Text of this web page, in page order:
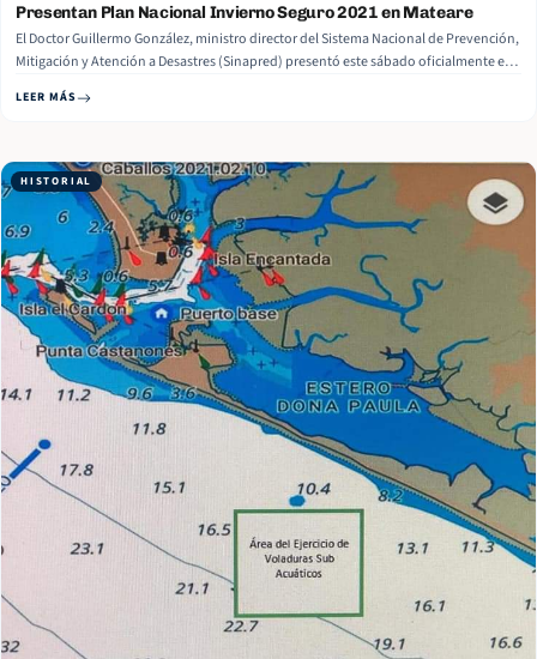
Presentan Plan Nacional Invierno Seguro 2021 en Mateare
El Doctor Guillermo González, ministro director del Sistema Nacional de Prevención,
Mitigación y Atención a Desastres (Sinapred) presentó este sábado oficialmente en
Invierno Seguro 2021 se ejecutará de manera articulada con las Brigadas… Read
LEER MÁS
HISTORIAL